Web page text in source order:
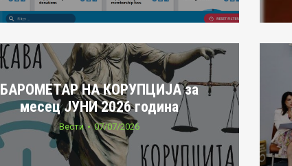
БАРОМЕТАР НА КОРУПЦИЈА за
месец ЈУНИ 2026 година
Вести 07/07/2026